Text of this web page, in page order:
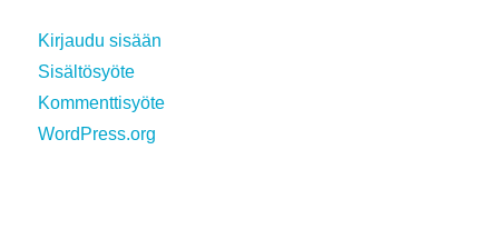
Kirjaudu sisään
Sisältösyöte
Kommenttisyöte
WordPress.org